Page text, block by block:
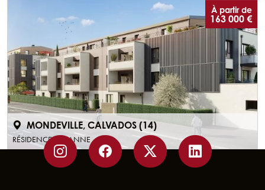
À partir de
163 000 €
MONDEVILLE, CALVADOS (14)
RÉSIDENCE CÉZANNE